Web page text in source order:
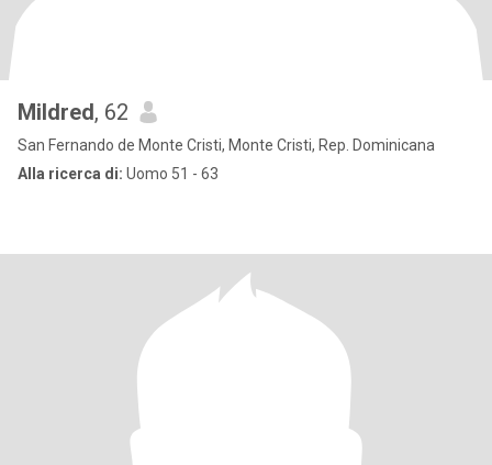
Mildred, 62
San Fernando de Monte Cristi, Monte Cristi, Rep. Dominicana
Alla ricerca di: Uomo 51 - 63